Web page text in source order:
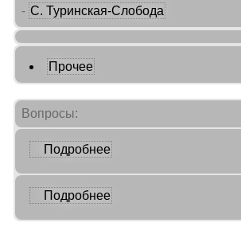
- С. Туринская-Слобода
Прочее
Вопросы:
Подробнее
Подробнее